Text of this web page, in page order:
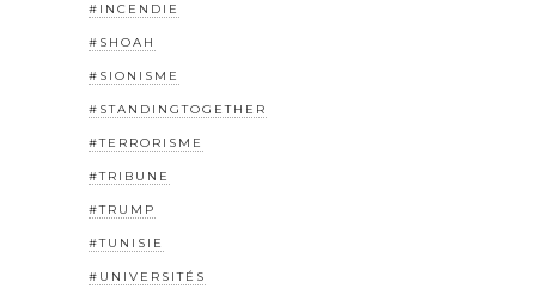
#INCENDIE
#SHOAH
#SIONISME
#STANDINGTOGETHER
#TERRORISME
#TRIBUNE
#TRUMP
#TUNISIE
#UNIVERSITÉS